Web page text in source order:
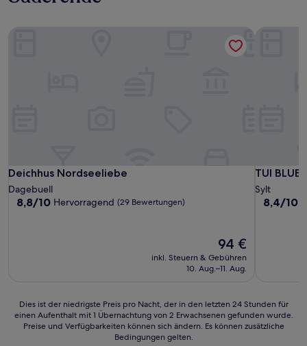
Deichhus Nordseeliebe
Deichhus Nordseeliebe
Dagebuell
8.8
8,8/10 Hervorragend (29 Bewertungen)
Der
Preis
beträgt
94 €
inkl. Steuern & Gebühren
10. Aug.–11. Aug.
TUI BLUE
TUI BLUE
Sylt
8.4
8,4/10
Dies
ist
Dies ist der niedrigste Preis pro Nacht, der in den letzten 24 Stunden für
einen Aufenthalt mit 1 Übernachtung von 2 Erwachsenen gefunden wurde.
Preise und Verfügbarkeiten können sich ändern. Es können zusätzliche
Bedingungen gelten.